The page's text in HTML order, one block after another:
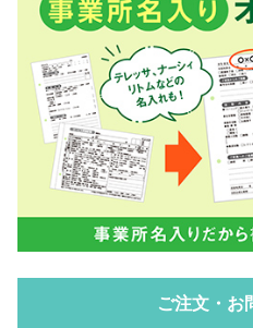
ご注文・お